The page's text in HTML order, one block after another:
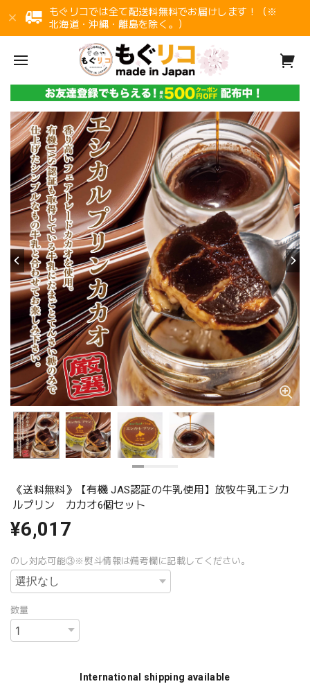
もぐリコでは全て配送料無料でお届けします！（※
北海道・沖縄・離島を除く。）
《送料無料》【有機 JAS認証の牛乳使用】放牧牛乳エシカ
ルプリン カカオ6個セット
¥6,017
のし対応可能③※熨斗情報は備考欄に記載してください。
数量
International shipping available